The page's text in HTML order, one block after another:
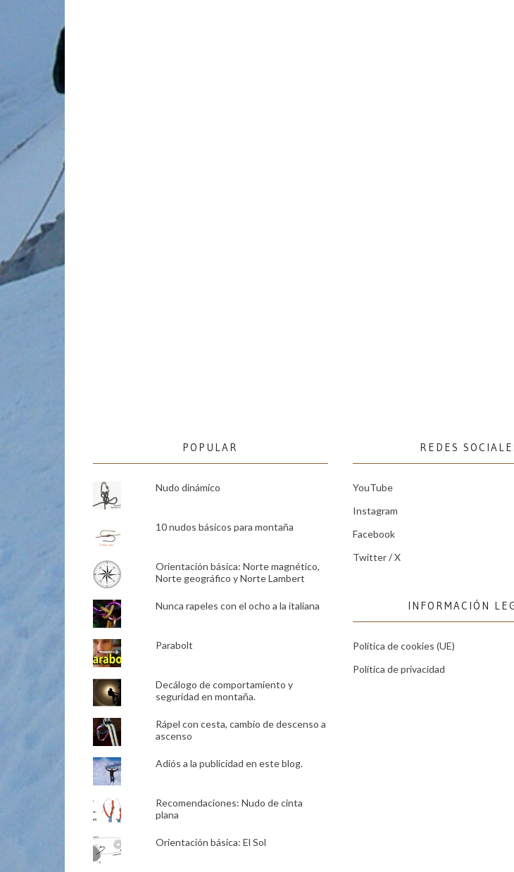
POPULAR
Nudo dinámico
10 nudos básicos para montaña
Orientación básica: Norte magnético,
Norte geográfico y Norte Lambert
Nunca rapeles con el ocho a la italiana
Parabolt
Decálogo de comportamiento y
seguridad en montaña.
Rápel con cesta, cambio de descenso a
ascenso
Adiós a la publicidad en este blog.
Recomendaciones: Nudo de cinta
plana
Orientación básica: El Sol
REDES
YouTube
Instagram
Facebook
Twitter / X
INFORMACIÓN
Política de cookies (UE)
Política de privacidad